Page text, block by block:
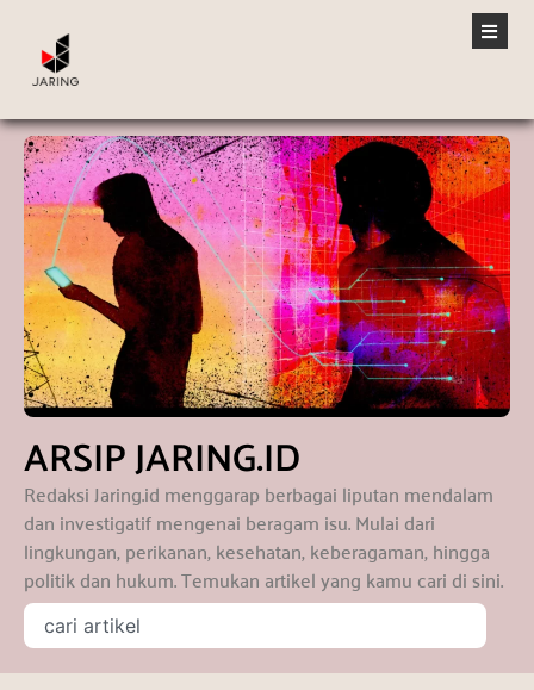
ARSIP JARING.ID
Redaksi Jaring.id menggarap berbagai liputan mendalam
dan investigatif mengenai beragam isu. Mulai dari
lingkungan, perikanan, kesehatan, keberagaman, hingga
politik dan hukum. Temukan artikel yang kamu cari di sini.